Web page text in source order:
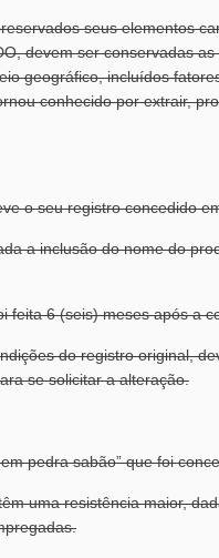
seus elementos
devem ser conservadas
geográfico, incluídos
conhecido por extrair,
o seu registro concedido
a inclusão do nome do
feita 6 (seis) meses após a
do registro original,
se solicitar a alteração.
pedra sabão” que foi
uma resistência maior,